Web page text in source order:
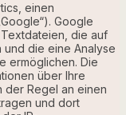
einen
Google
die auf
die eine Analyse
ermöglichen. Die
über Ihre
der Regel an einen
und dort